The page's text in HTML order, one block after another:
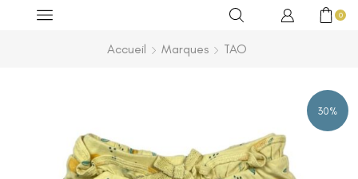
0
Accueil Marques TAO
30%